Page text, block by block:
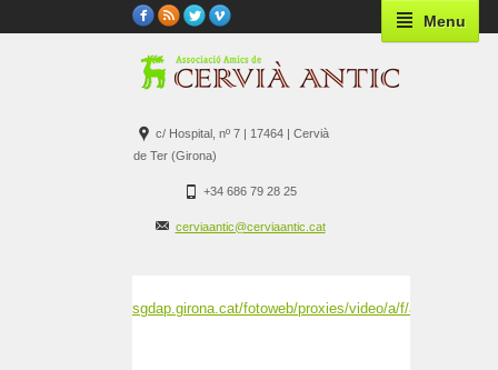
Menu
c/ Hospital, nº 7 | 17464 | Cervià
de Ter (Girona)
+34 686 79 28 25
cerviaantic@cerviaantic.cat
sgdap.girona.cat/fotoweb/proxies/video/a/f/